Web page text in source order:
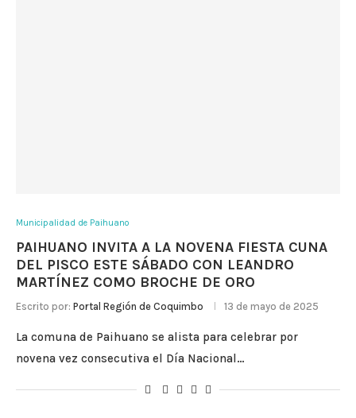
Municipalidad de Paihuano
PAIHUANO INVITA A LA NOVENA FIESTA CUNA
DEL PISCO ESTE SÁBADO CON LEANDRO
MARTÍNEZ COMO BROCHE DE ORO
Escrito por: Portal Región de Coquimbo 13 de mayo de 2025
La comuna de Paihuano se alista para celebrar por
novena vez consecutiva el Día Nacional…